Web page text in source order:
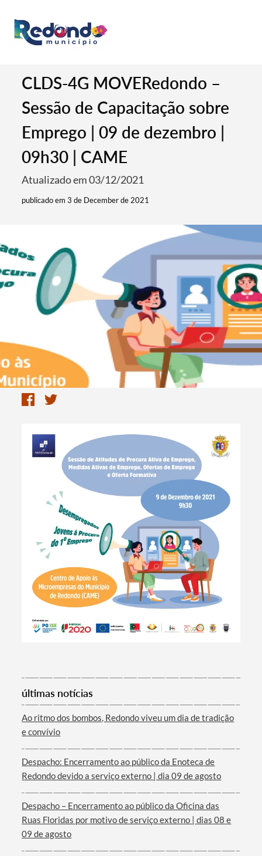
Categorias gerais
Filtros
CLDS-4G MOVERedondo –
Sessão de Capacitação sobre
Emprego | 09 de dezembro |
09h30 | CAME
Atualizado em 03/12/2021
publicado em 3 de December de 2021
últimas notícias
Ao ritmo dos bombos, Redondo viveu um dia de tradição
e convívio
Despacho: Encerramento ao público da Enoteca de
Redondo devido a serviço externo | dia 09 de agosto
Despacho – Encerramento ao público da Oficina das
Ruas Floridas por motivo de serviço externo | dias 08 e
09 de agosto